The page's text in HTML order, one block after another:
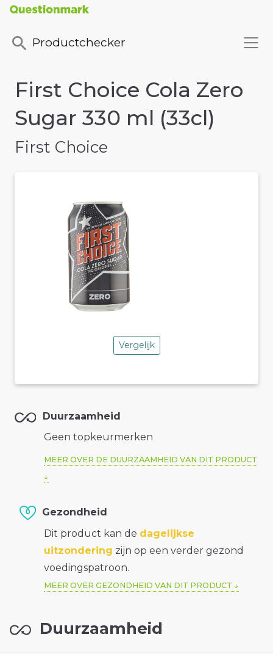
Productchecker
First Choice Cola Zero
Sugar 330 ml (33cl)
First Choice
Vergelijk
Duurzaamheid
Geen topkeurmerken
MEER OVER DE DUURZAAMHEID VAN DIT PRODUCT
Gezondheid
Dit product kan de dagelijkse
uitzondering zijn op een verder gezond
voedingspatroon.
MEER OVER GEZONDHEID VAN DIT PRODUCT
Duurzaamheid